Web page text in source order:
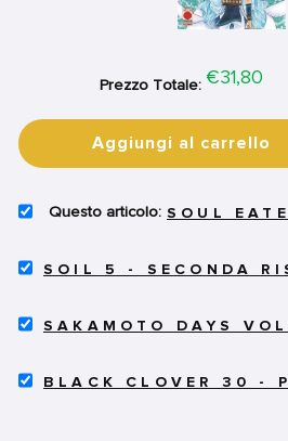
Prezzo Totale: Price
€31,80
Aggiungi al carrello
SELECT
ULTIMATE
VOL.9
FOR
SOUL
SELECT
-
FOR
SOIL 5 - SECONDA
SELECT
VOL.14
SAKAMOTO DAYS
SELECT
BLACK CLOVER 30 -